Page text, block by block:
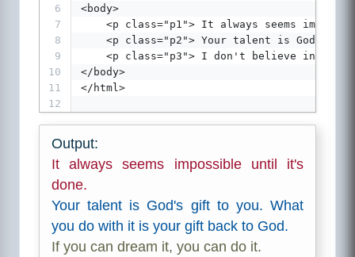
6
<body>
7
<p class="p1"> It always seems
8
<p class="p2"> Your talent is God's
9
<p class="p3"> I don't believe in age
10
</body>
11
</html>
12
Output:
It always seems impossible until it's
done.
Your talent is God's gift to you. What
you do with it is your gift back to God.
If you can dream it, you can do it.